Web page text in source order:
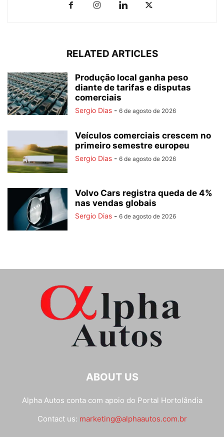
RELATED ARTICLES
Produção local ganha peso
diante de tarifas e disputas
comerciais
Sergio Dias - 6 de agosto de 2026
Veículos comerciais crescem no
primeiro semestre europeu
Sergio Dias - 6 de agosto de 2026
Volvo Cars registra queda de 4%
nas vendas globais
Sergio Dias - 6 de agosto de 2026
ABOUT US
Alpha Autos conta com apoio do Portal Hortolândia
Contact us: marketing@alphaautos.com.br